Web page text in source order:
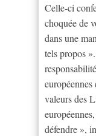
Celle-ci
choquée de
dans une
tels propos
valeurs des
défendre »,